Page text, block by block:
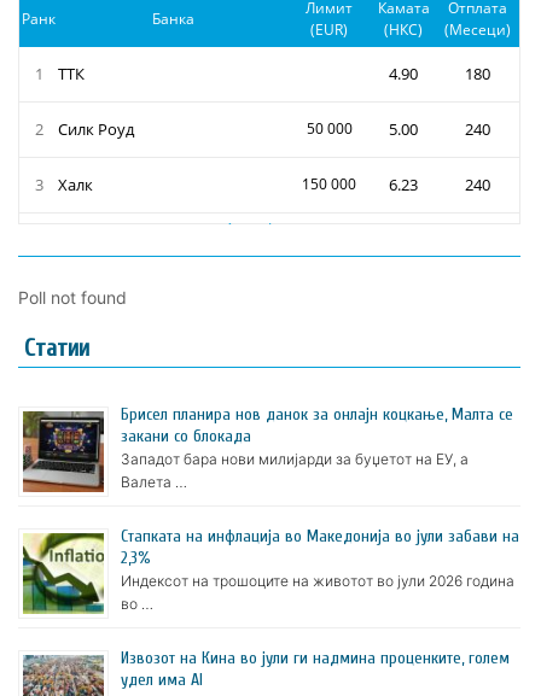
Poll not found
Статии
Брисел планира нов данок за онлајн коцкање, Малта се
закани со блокада
Западот бара нови милијарди за буџетот на ЕУ, а
Валета …
Стапката на инфлација во Македонија во јули забави на
2,3%
Индексот на трошоците на животот во јули 2026 година
во …
Извозот на Кина во јули ги надмина проценките, голем
удел има AI